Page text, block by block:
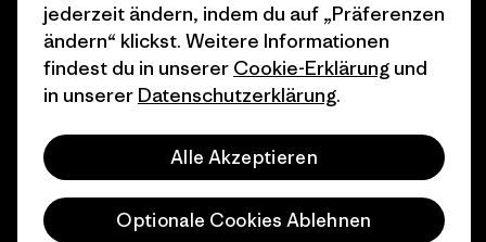
© 2026 Patagonia, Inc. All Rights Reserved.
jederzeit ändern, indem du auf „Präferenzen
ändern“ klickst. Weitere Informationen
findest du in unserer Cookie-Erklärung und
in unserer Datenschutzerklärung.
Alle Akzeptieren
Optionale Cookies Ablehnen